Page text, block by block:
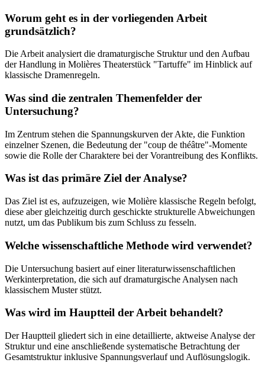
Worum geht es in der vorliegenden Arbeit
grundsätzlich?
Die Arbeit analysiert die dramaturgische Struktur und den Aufbau
der Handlung in Molières Theaterstück "Tartuffe" im Hinblick auf
klassische Dramenregeln.
Was sind die zentralen Themenfelder der
Untersuchung?
Im Zentrum stehen die Spannungskurven der Akte, die Funktion
einzelner Szenen, die Bedeutung der "coup de théâtre"-Momente
sowie die Rolle der Charaktere bei der Vorantreibung des Konflikts.
Was ist das primäre Ziel der Analyse?
Das Ziel ist es, aufzuzeigen, wie Molière klassische Regeln befolgt,
diese aber gleichzeitig durch geschickte strukturelle Abweichungen
nutzt, um das Publikum bis zum Schluss zu fesseln.
Welche wissenschaftliche Methode wird verwendet?
Die Untersuchung basiert auf einer literaturwissenschaftlichen
Werkinterpretation, die sich auf dramaturgische Analysen nach
klassischem Muster stützt.
Was wird im Hauptteil der Arbeit behandelt?
Der Hauptteil gliedert sich in eine detaillierte, aktweise Analyse der
Struktur und eine anschließende systematische Betrachtung der
Gesamtstruktur inklusive Spannungsverlauf und Auflösungslogik.